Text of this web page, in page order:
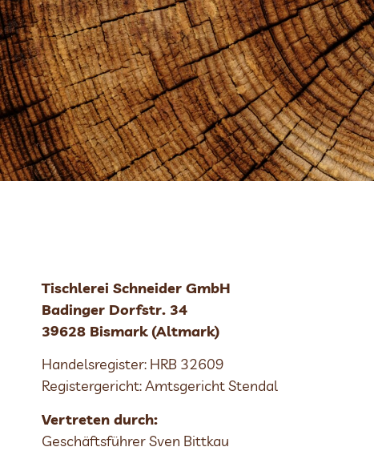
Tischlerei Schneider GmbH
Badinger Dorfstr. 34
39628 Bismark (Altmark)
Handelsregister: HRB 32609
Registergericht: Amtsgericht Stendal
Vertreten durch:
Geschäftsführer Sven Bittkau